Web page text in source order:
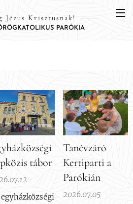
Jézus Krisztusnak!
PARÓKIA
tábor
Tanévzáró
Kertiparti a
Parókián
2026.07.05